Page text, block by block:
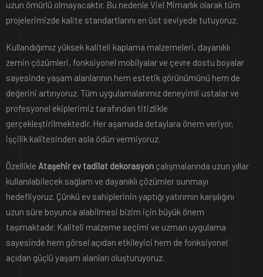
uzun ömürlü olmayacaktır. Bu nedenle Viel Mimarlık olarak tüm
projelerimizde kalite standartlarını en üst seviyede tutuyoruz.
Kullandığımız yüksek kaliteli kaplama malzemeleri, dayanıklı
zemin çözümleri, fonksiyonel mobilyalar ve çevre dostu boyalar
sayesinde yaşam alanlarının hem estetik görünümünü hem de
değerini artırıyoruz. Tüm uygulamalarımız deneyimli ustalar ve
profesyonel ekiplerimiz tarafından titizlikle
gerçekleştirilmektedir. Her aşamada detaylara önem veriyor,
işçilik kalitesinden asla ödün vermiyoruz.
Özellikle Ataşehir ev tadilat dekorasyon çalışmalarında uzun yıllar
kullanılabilecek sağlam ve dayanıklı çözümler sunmayı
hedefliyoruz. Çünkü ev sahiplerinin yaptığı yatırımın karşılığını
uzun süre boyunca alabilmesi bizim için büyük önem
taşımaktadır. Kaliteli malzeme seçimi ve uzman uygulama
sayesinde hem görsel açıdan etkileyici hem de fonksiyonel
açıdan güçlü yaşam alanları oluşturuyoruz.